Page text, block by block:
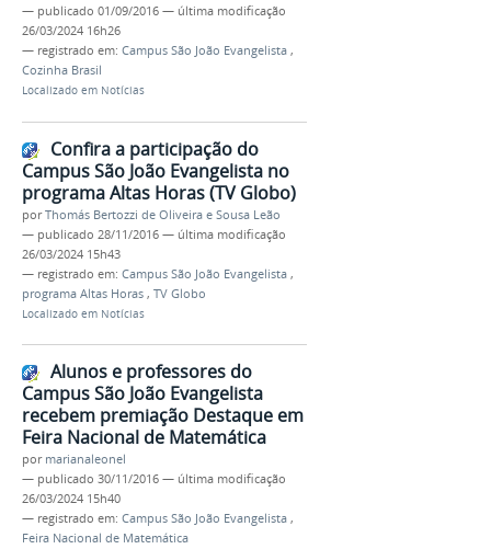
— publicado 01/09/2016 — última modificação
26/03/2024 16h26
— registrado em: Campus São João Evangelista ,
Cozinha Brasil
Localizado em Notícias
Confira a participação do
Campus São João Evangelista no
programa Altas Horas (TV Globo)
porThomás Bertozzi de Oliveira e Sousa Leão
— publicado 28/11/2016 — última modificação
26/03/2024 15h43
— registrado em: Campus São João Evangelista ,
programa Altas Horas , TV Globo
Localizado em Notícias
Alunos e professores do
Campus São João Evangelista
recebem premiação Destaque em
Feira Nacional de Matemática
por marianaleonel
— publicado 30/11/2016 — última modificação
26/03/2024 15h40
— registrado em: Campus São João Evangelista ,
Feira Nacional de Matemática